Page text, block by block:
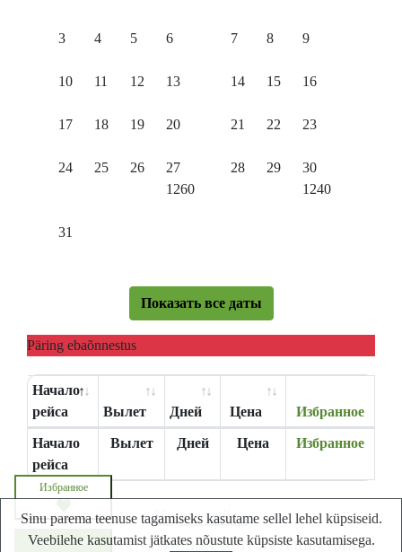
3 4 5 6 7 8 9
10 11 12 13 14 15 16
17 18 19 20 21 22 23
24 25 26
27
1260
28 29
30
1240
31
Показать все даты
Päring ebaõnnestus
Начало
рейса
Вылет Дней Цена Избранное
Начало
рейса
Вылет Дней Цена Избранное
Запросите цену
Избранное
Карта сайта
Lastminute.ee - Лучший сайт путешествий в
Sinu parema teenuse tagamiseks kasutame sellel lehel küpsiseid.
Veebilehe kasutamist jätkates nõustute küpsiste kasutamisega.